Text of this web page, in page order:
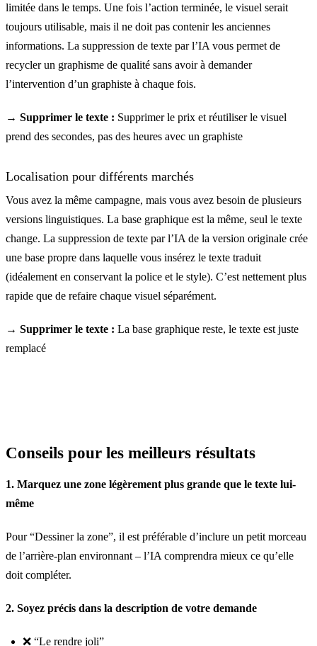
limitée dans le temps. Une fois l’action terminée, le visuel serait
toujours utilisable, mais il ne doit pas contenir les anciennes
informations. La suppression de texte par l’IA vous permet de
recycler un graphisme de qualité sans avoir à demander
l’intervention d’un graphiste à chaque fois.
→ Supprimer le texte : Supprimer le prix et réutiliser le visuel
prend des secondes, pas des heures avec un graphiste
Localisation pour différents marchés
Vous avez la même campagne, mais vous avez besoin de plusieurs
versions linguistiques. La base graphique est la même, seul le texte
change. La suppression de texte par l’IA de la version originale crée
une base propre dans laquelle vous insérez le texte traduit
(idéalement en conservant la police et le style). C’est nettement plus
rapide que de refaire chaque visuel séparément.
→ Supprimer le texte : La base graphique reste, le texte est juste
remplacé
Conseils pour les meilleurs résultats
1. Marquez une zone légèrement plus grande que le texte lui-
même
Pour “Dessiner la zone”, il est préférable d’inclure un petit morceau
de l’arrière-plan environnant – l’IA comprendra mieux ce qu’elle
doit compléter.
2. Soyez précis dans la description de votre demande
❌ “Le rendre joli”